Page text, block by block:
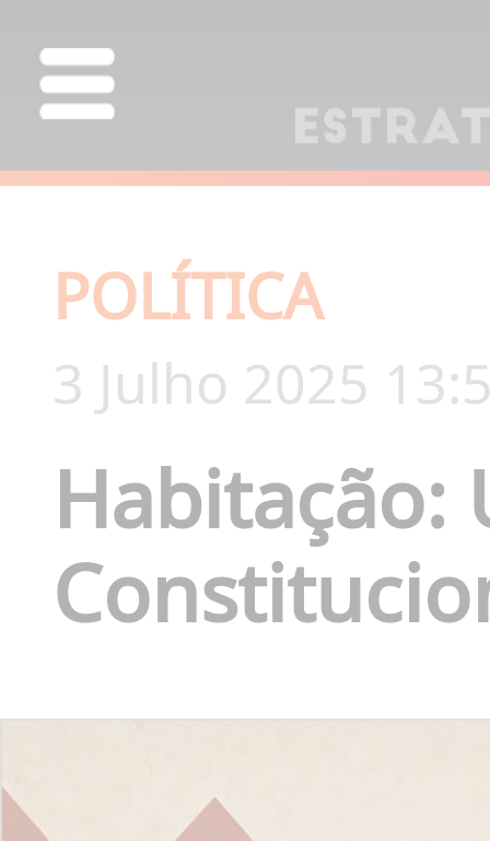
POLÍTICA
3 Julho 2025